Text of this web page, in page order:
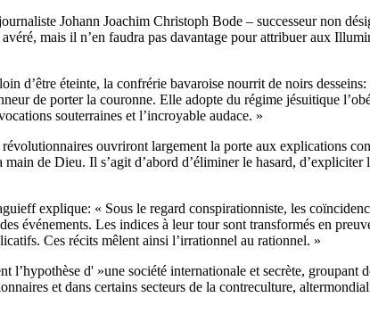
Johann Joachim Christoph Bode – successeur non
mais il n’en faudra pas davantage pour attribuer aux
d’être éteinte, la confrérie bavaroise nourrit de noirs
de porter la couronne. Elle adopte du régime jésuitique
souterraines et l’incroyable audace. »
ouvriront largement la porte aux explications
de Dieu. Il s’agit d’abord d’éliminer le hasard, d’expliciter
explique: « Sous le regard conspirationniste, les
événements. Les indices à leur tour sont transformés en
Ces récits mêlent ainsi l’irrationnel au rationnel. »
d' »une société internationale et secrète, groupant
et dans certains secteurs de la contreculture,